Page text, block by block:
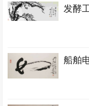
发酵
船舶